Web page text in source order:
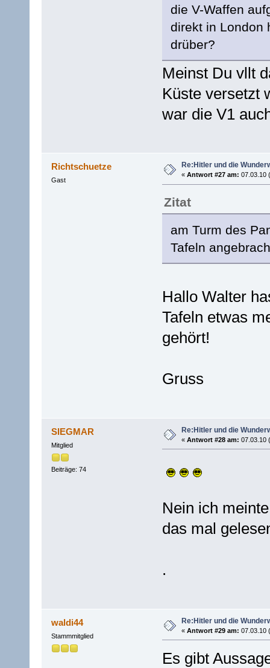
die V-Waffen
direkt in London
drüber?
Meinst Du vllt
Küste versetzt
war die V1
Richtschuetze
Gast
Re:Hitler und die
« Antwort #27 am: 07.03.10
Zitat
am Turm des
Tafeln
Hallo Walter
Tafeln etwas
gehört!
Gruss
SIEGMAR
Mitglied
Beiträge: 74
Re:Hitler und die
« Antwort #28 am: 07.03.10
Nein ich
das mal
.
waldi44
Stammmitglied
Re:Hitler und die
« Antwort #29 am: 07.03.10
Es gibt